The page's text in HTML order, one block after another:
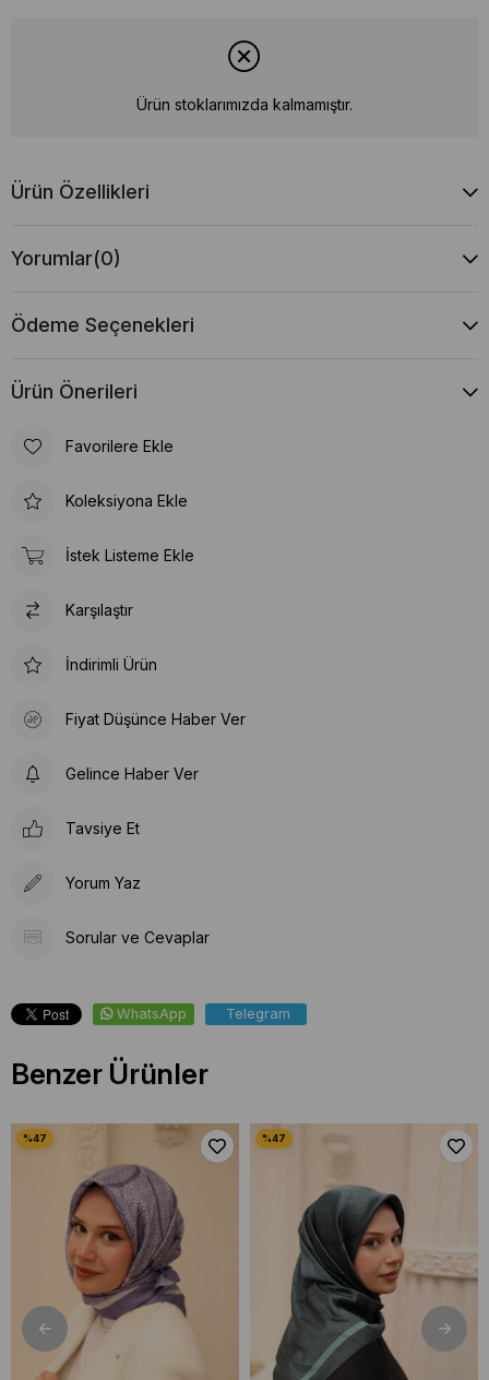
Ürün stoklarımızda kalmamıştır.
Ürün Özellikleri
Yorumlar(0)
Ödeme Seçenekleri
Ürün Önerileri
Favorilere Ekle
Koleksiyona Ekle
İstek Listeme Ekle
Karşılaştır
İndirimli Ürün
Fiyat Düşünce Haber Ver
Gelince Haber Ver
Tavsiye Et
Yorum Yaz
Sorular ve Cevaplar
WhatsApp Telegram
Benzer Ürünler